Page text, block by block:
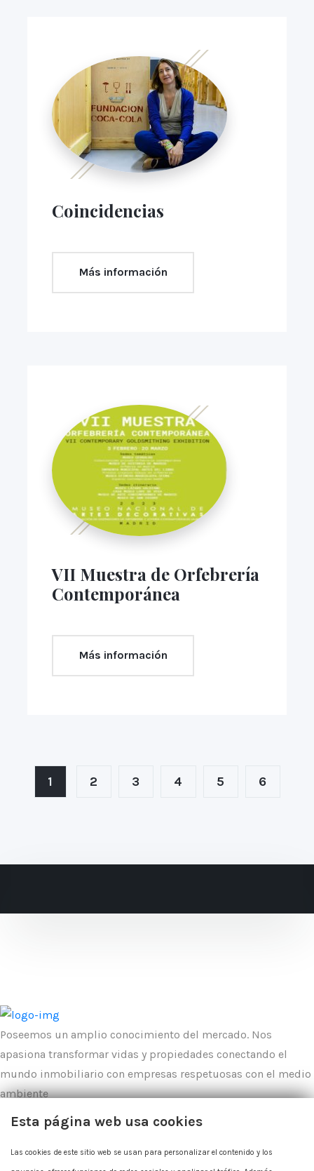
Coincidencias
Más información
VII Muestra de Orfebrería
Contemporánea
Más información
1 2 3 4 5 6
Poseemos un amplio conocimiento del mercado. Nos
apasiona transformar vidas y propiedades conectando el
mundo inmobiliario con empresas respetuosas con el medio
ambiente
Esta página web usa cookies
Las cookies de este sitio web se usan para personalizar el contenido y los